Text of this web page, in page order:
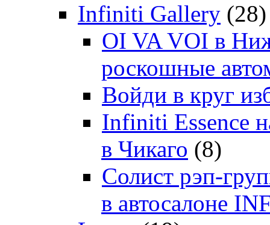
Infiniti Gallery (28)
OI VA VOI в
роскошные
Войди в круг
Infiniti Essence
в Чикаго (8)
Солист рэп-
в автосалоне